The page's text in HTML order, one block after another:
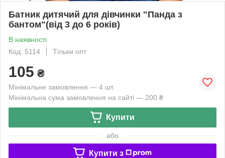
Батник дитячий для дівчинки "Панда з
бантом"(від 3 до 6 років)
В наявності
Код: 5114
Тільки опт
105 ₴
Мінімальне замовлення — 4 шт.
Мінімальна сума замовлення на сайті — 200 ₴
Купити
або
Купити з